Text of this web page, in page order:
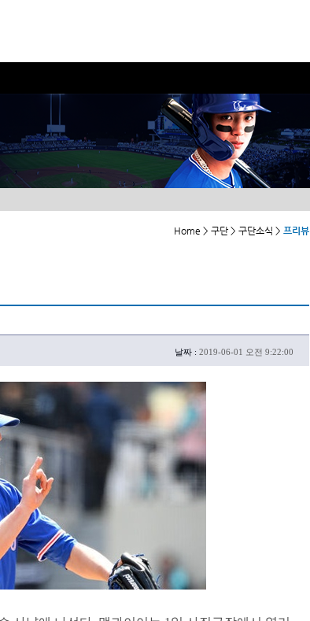
Home > 구단 > 구단소식 > 프리뷰
날짜 : 2019-06-01 오전 9:22:00